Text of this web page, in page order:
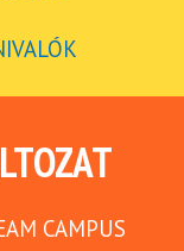
CAMPUS